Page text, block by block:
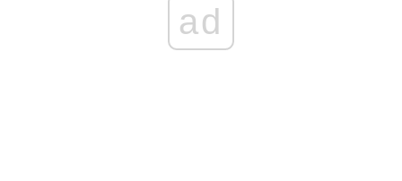
ad